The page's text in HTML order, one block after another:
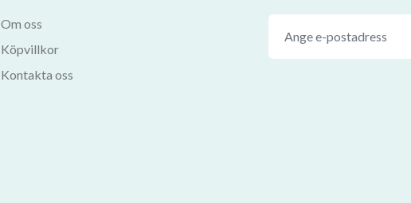
Om oss
Köpvillkor
Kontakta oss